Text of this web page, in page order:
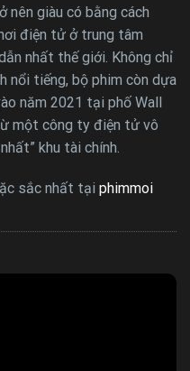
nên giàu có bằng cách
điện tử ở trung tâm
nhất thế giới. Không chỉ
nổi tiếng, bộ phim còn dựa
năm 2021 tại phố Wall
một công ty điện tử vô
khu tài chính.
sắc nhất tại phimmoi